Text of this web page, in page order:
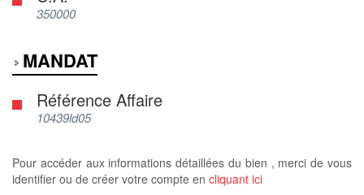
350000
MANDAT
Référence Affaire
10439ld05
Pour accéder aux informations détaillées du bien , merci de vous
identifier ou de créer votre compte en cliquant ici